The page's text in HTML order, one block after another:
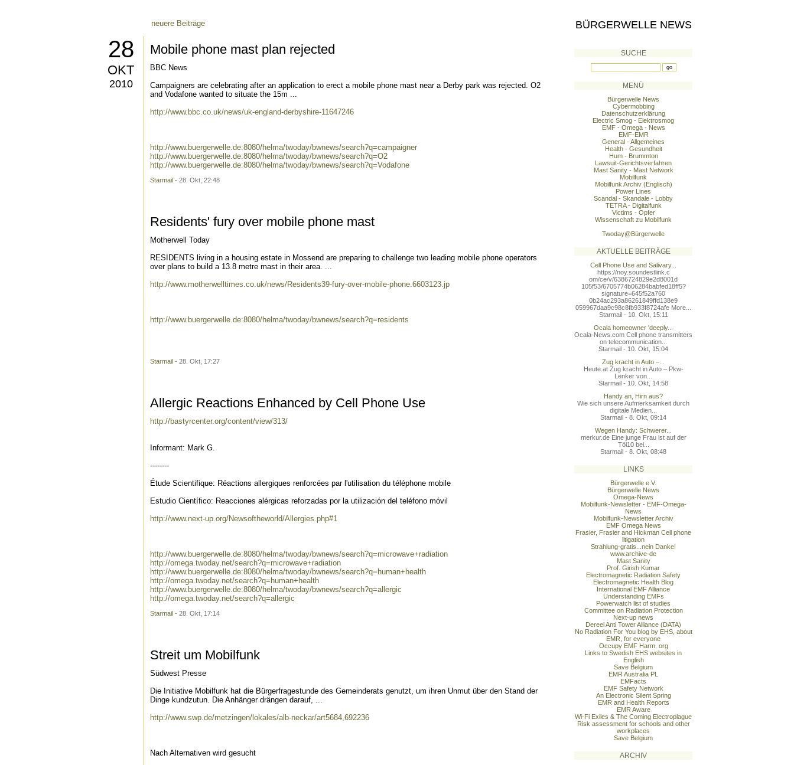
neuere Beiträge
28
OKT
2010
Mobile phone mast plan rejected
BBC News
Campaigners are celebrating after an application to erect a mobile phone mast near a Derby park was rejected. O2
and Vodafone wanted to situate the 15m ...
http://www.bbc.co.uk/news/uk-england-derbyshire-11647246
http://www.buergerwelle.de:8080/helma/twoday/bwnews/search?q=campaigner
http://www.buergerwelle.de:8080/helma/twoday/bwnews/search?q=O2
http://www.buergerwelle.de:8080/helma/twoday/bwnews/search?q=Vodafone
Starmail - 28. Okt, 22:48
Residents' fury over mobile phone mast
Motherwell Today
RESIDENTS living in a housing estate in Mossend are preparing to challenge two leading mobile phone operators
over plans to build a 13.8 metre mast in their area. ...
http://www.motherwelltimes.co.uk/news/Residents39-fury-over-mobile-phone.6603123.jp
http://www.buergerwelle.de:8080/helma/twoday/bwnews/search?q=residents
Starmail - 28. Okt, 17:27
Allergic Reactions Enhanced by Cell Phone Use
http://bastyrcenter.org/content/view/313/
Informant: Mark G.
--------
Étude Scientifique: Réactions allergiques renforcées par l'utilisation du téléphone mobile
Estudio Científico: Reacciones alérgicas reforzadas por la utilización del teléfono móvil
http://www.next-up.org/Newsoftheworld/Allergies.php#1
http://www.buergerwelle.de:8080/helma/twoday/bwnews/search?q=microwave+radiation
http://omega.twoday.net/search?q=microwave+radiation
http://www.buergerwelle.de:8080/helma/twoday/bwnews/search?q=human+health
http://omega.twoday.net/search?q=human+health
http://www.buergerwelle.de:8080/helma/twoday/bwnews/search?q=allergic
http://omega.twoday.net/search?q=allergic
Starmail - 28. Okt, 17:14
Streit um Mobilfunk
Südwest Presse
Die Initiative Mobilfunk hat die Bürgerfragestunde des Gemeinderats genutzt, um ihren Unmut über den Stand der
Dinge kundzutun. Die Anhänger drängen darauf, ...
http://www.swp.de/metzingen/lokales/alb-neckar/art5684,692236
Nach Alternativen wird gesucht
BÜRGERWELLE NEWS
SUCHE
MENÜ
Bürgerwelle News
Cybermobbing
Datenschutzerklärung
Electric Smog - Elektrosmog
EMF - Omega - News
EMF-EMR
General - Allgemeines
Health - Gesundheit
Hum - Brummton
Lawsuit-Gerichtsverfahren
Mast Sanity - Mast Network
Mobilfunk
Mobilfunk Archiv (Englisch)
Power Lines
Scandal - Skandale - Lobby
TETRA - Digitalfunk
Victims - Opfer
Wissenschaft zu Mobilfunk
Twoday@Bürgerwelle
AKTUELLE BEITRÄGE
Cell Phone Use and Salivary...
https://noy.soundestlink.c
om/ce/v/6386724829e2d8001d
105f53/6705774b06284babfed18ff5?
signature=645f52a760
0b24ac293a86261849ffd138e9
059967daa9c98c8fb933f8724afe More...
Starmail - 10. Okt, 15:11
Ocala homeowner 'deeply...
Ocala-News.com Cell phone transmitters
on telecommunication...
Starmail - 10. Okt, 15:04
Zug kracht in Auto –...
Heute.at Zug kracht in Auto – Pkw-
Lenker von...
Starmail - 10. Okt, 14:58
Handy an, Hirn aus?
Wie sich unsere Aufmerksamkeit durch
digitale Medien...
Starmail - 8. Okt, 09:14
Wegen Handy: Schwerer...
merkur.de Eine junge Frau ist auf der
Töl10 bei...
Starmail - 8. Okt, 08:48
LINKS
Bürgerwelle e.V.
Bürgerwelle News
Omega-News
Mobilfunk-Newsletter - EMF-Omega-
News
Mobilfunk-Newsletter Archiv
EMF Omega News
Frasier, Frasier and Hickman Cell phone
litigation
Strahlung-gratis...nein Danke!
www.archive-de
Mast Sanity
Prof. Girish Kumar
Electromagnetic Radiation Safety
Electromagnetic Health Blog
International EMF Alliance
Understanding EMFs
Powerwatch list of studies
Committee on Radiation Protection
Next-up news
Dereel Anti Tower Alliance (DATA)
No Radiation For You blog by EHS, about
EMR, for everyone
Occupy EMF Harm. org
Links to Swedish EHS websites in
English
Save Belgium
EMR Australia PL
EMFacts
EMF Safety Network
An Electronic Silent Spring
EMR and Health Reports
EMR Aware
Wi-Fi Exiles & The Coming Electroplague
Risk assessment for schools and other
workplaces
Save Belgium
ARCHIV